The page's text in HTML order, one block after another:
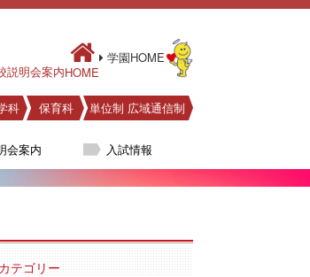
説明会案内HOME
学園HOME
科 保育科 単位制 広域通信制
会案内 入試情報
カテゴリー